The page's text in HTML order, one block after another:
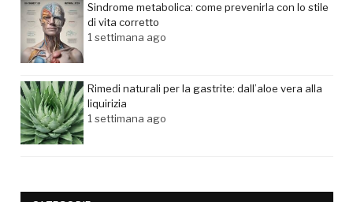
Sindrome metabolica: come prevenirla con lo stile
di vita corretto
1 settimana ago
Rimedi naturali per la gastrite: dall’aloe vera alla
liquirizia
1 settimana ago